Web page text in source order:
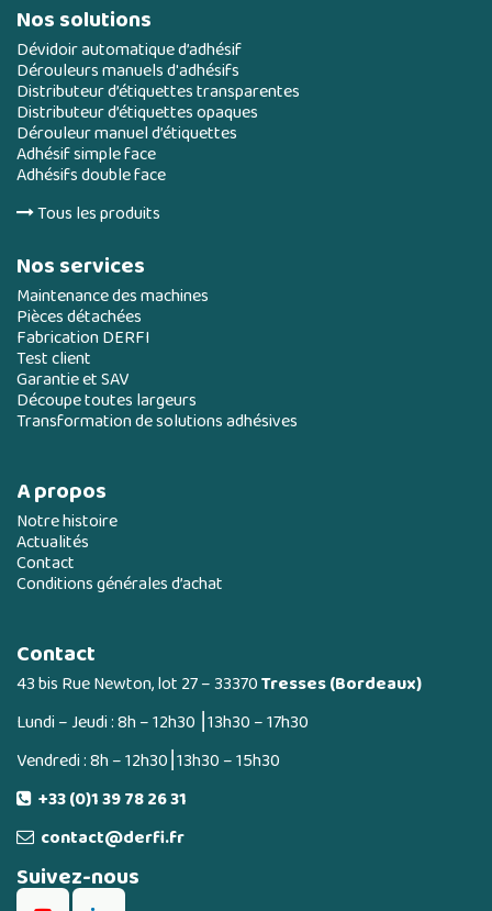
Nos solutions
Dévidoir automatique d’adhésif
Dérouleurs manuels d'adhésifs
Distributeur d’étiquettes transparentes
Distributeur d’étiquettes opaques
Dérouleur manuel d’étiquettes
Adhésif simple face
Adhésifs double face
Tous les produits
Nos services
Maintenance des machines
Pièces détachées
Fabrication DERFI
Test client
Garantie et SAV
Découpe toutes largeurs
Transformation de solutions adhésives
A propos
Notre histoire
Actualités
Contact
Conditions générales d’achat
Contact
43 bis Rue Newton, lot 27 – 33370Tresses (Bordeaux)
Lundi – Jeudi : 8h – 12h30 ⎮13h30 – 17h30
Vendredi : 8h – 12h30⎮13h30 – 15h30
+33 (0)1 39 78 26 31
contact@derfi.fr
Suivez-nous